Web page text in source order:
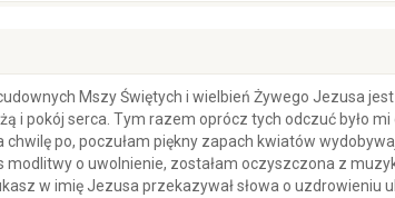
Mszy Świętych i wielbień Żywego Jezusa jest
i pokój serca. Tym razem oprócz tych odczuć było mi
po, poczułam piękny zapach kwiatów
modlitwy o uwolnienie, zostałam oczyszczona z
w imię Jezusa przekazywał słowa o uzdrowieniu